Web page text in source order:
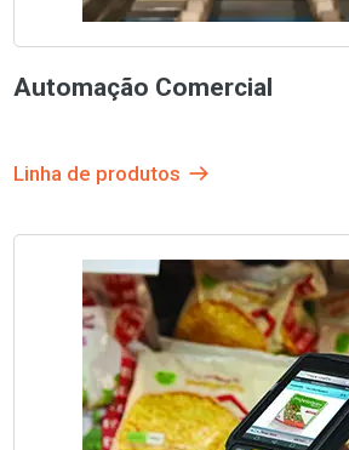
Automação Comercial
Linha de produtos